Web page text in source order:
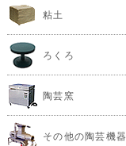
粘土
ろくろ
陶芸窯
その他の陶芸機器